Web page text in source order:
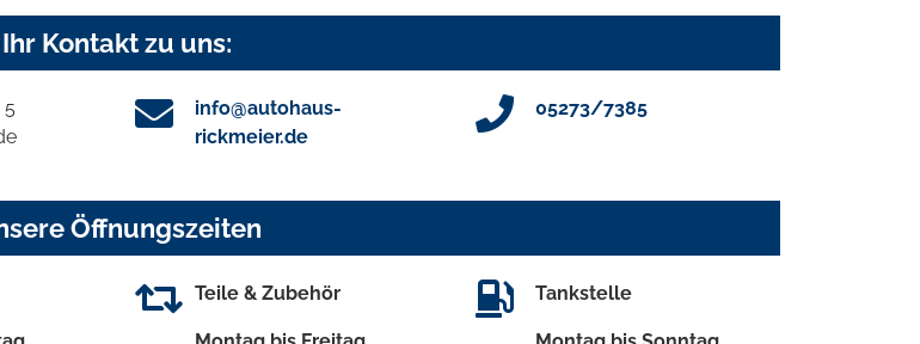
Ihr Kontakt zu uns:
5
info@autohaus-
rickmeier.de
05273/7385
Öffnungszeiten
Teile & Zubehör Tankstelle